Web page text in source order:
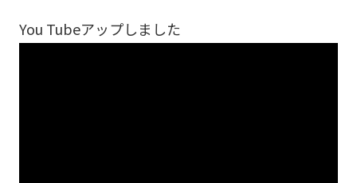
You Tubeアップしました